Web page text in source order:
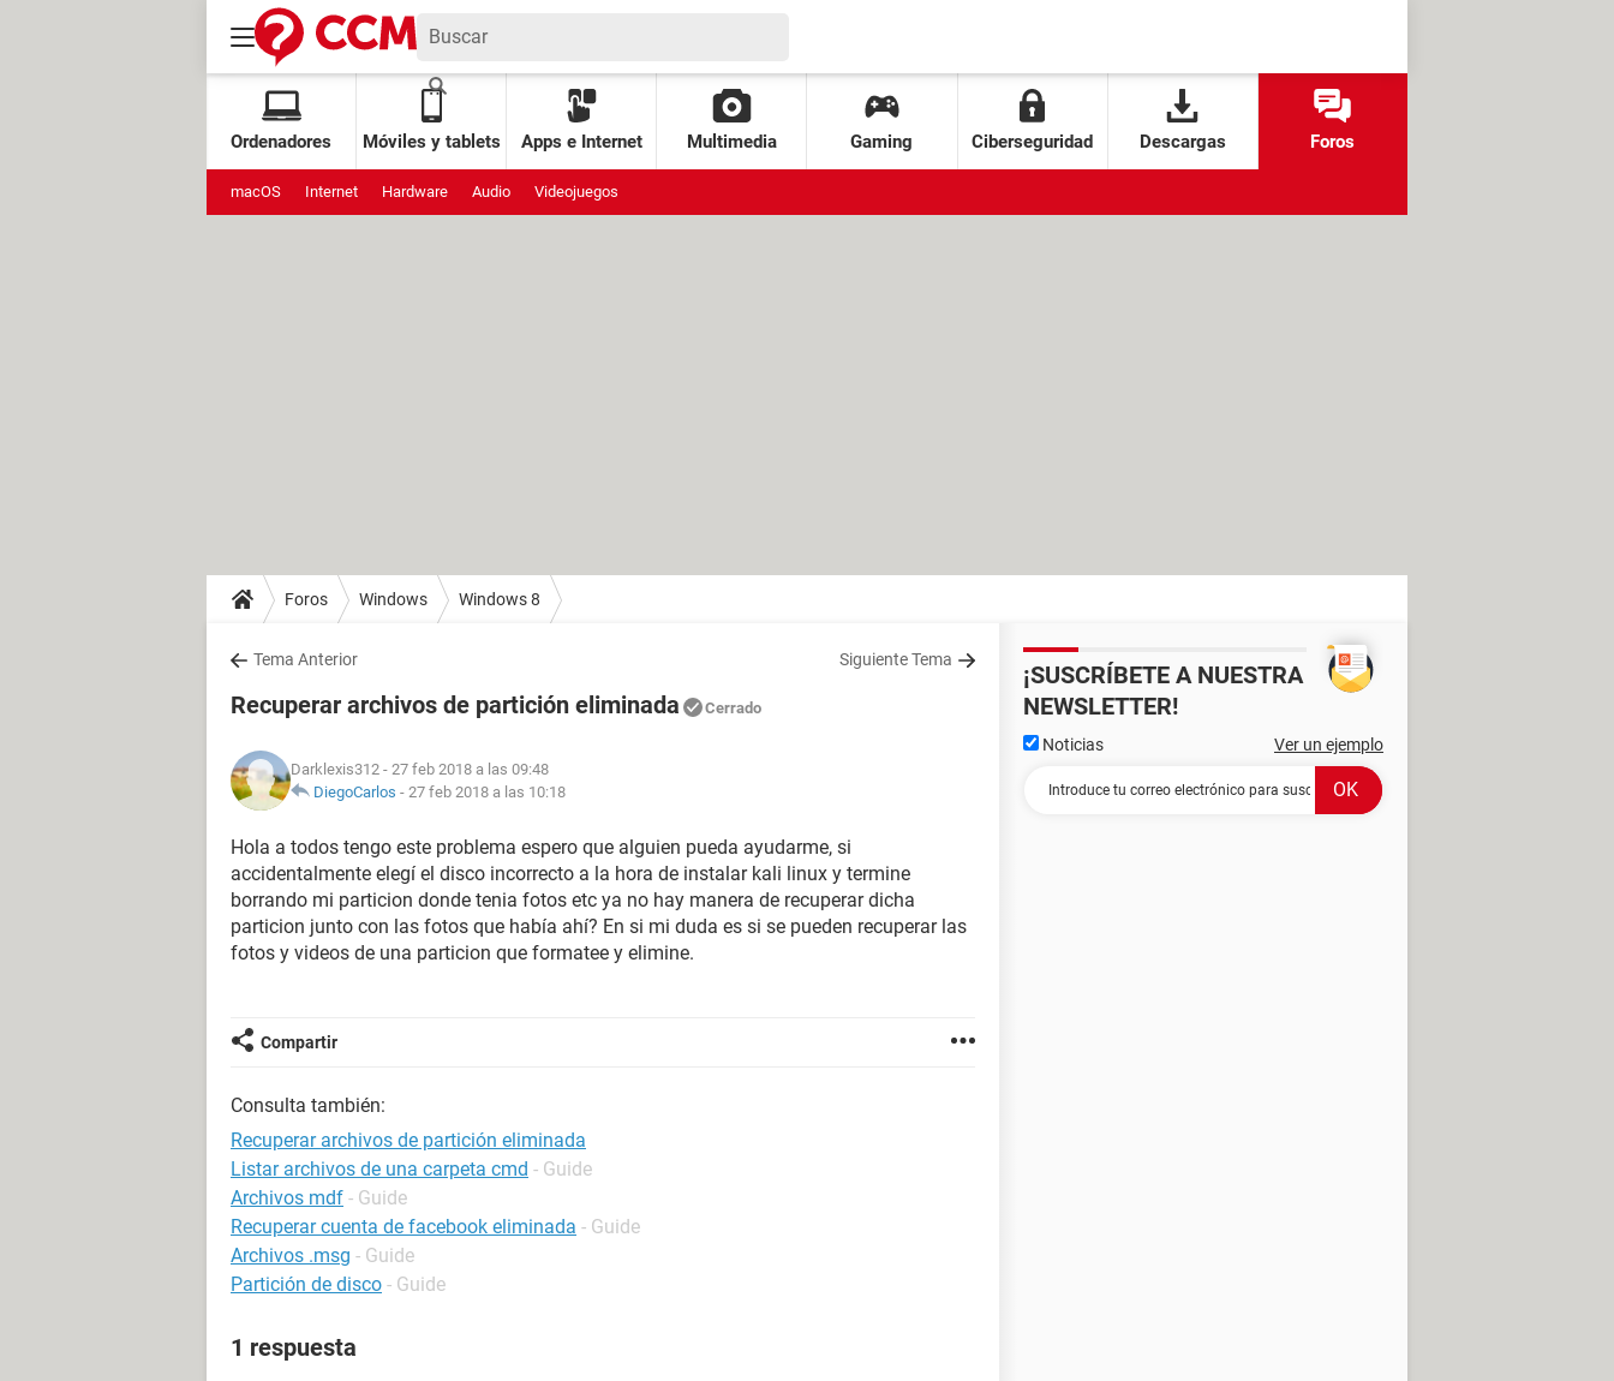
Ordenadores Móviles y tablets Apps e Internet Multimedia Gaming Ciberseguridad Descargas Foros
macOS Internet Hardware Audio Videojuegos
Foros Windows Windows 8
Tema Anterior Siguiente Tema
Recuperar archivos de partición eliminada Cerrado
Darklexis312 - 27 feb 2018 a las 09:48
DiegoCarlos - 27 feb 2018 a las 10:18
Hola a todos tengo este problema espero que alguien pueda ayudarme, si
accidentalmente elegí el disco incorrecto a la hora de instalar kali linux y termine
borrando mi particion donde tenia fotos etc ya no hay manera de recuperar dicha
particion junto con las fotos que había ahí? En si mi duda es si se pueden recuperar las
fotos y videos de una particion que formatee y elimine.
Compartir
Consulta también:
Recuperar archivos de partición eliminada
Listar archivos de una carpeta cmd - Guide
Archivos mdf - Guide
Recuperar cuenta de facebook eliminada - Guide
Archivos .msg - Guide
Partición de disco - Guide
1 respuesta
¡SUSCRÍBETE A NUESTRA
NEWSLETTER!
Noticias Ver un ejemplo